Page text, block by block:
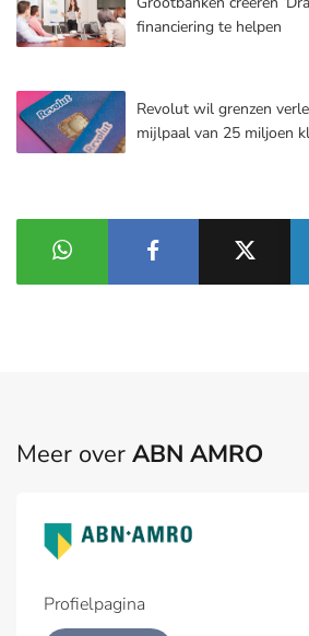
financiering te helpen
Revolut wil grenzen
mijlpaal van 25 miljoen
Meer over ABN AMRO
Profielpagina